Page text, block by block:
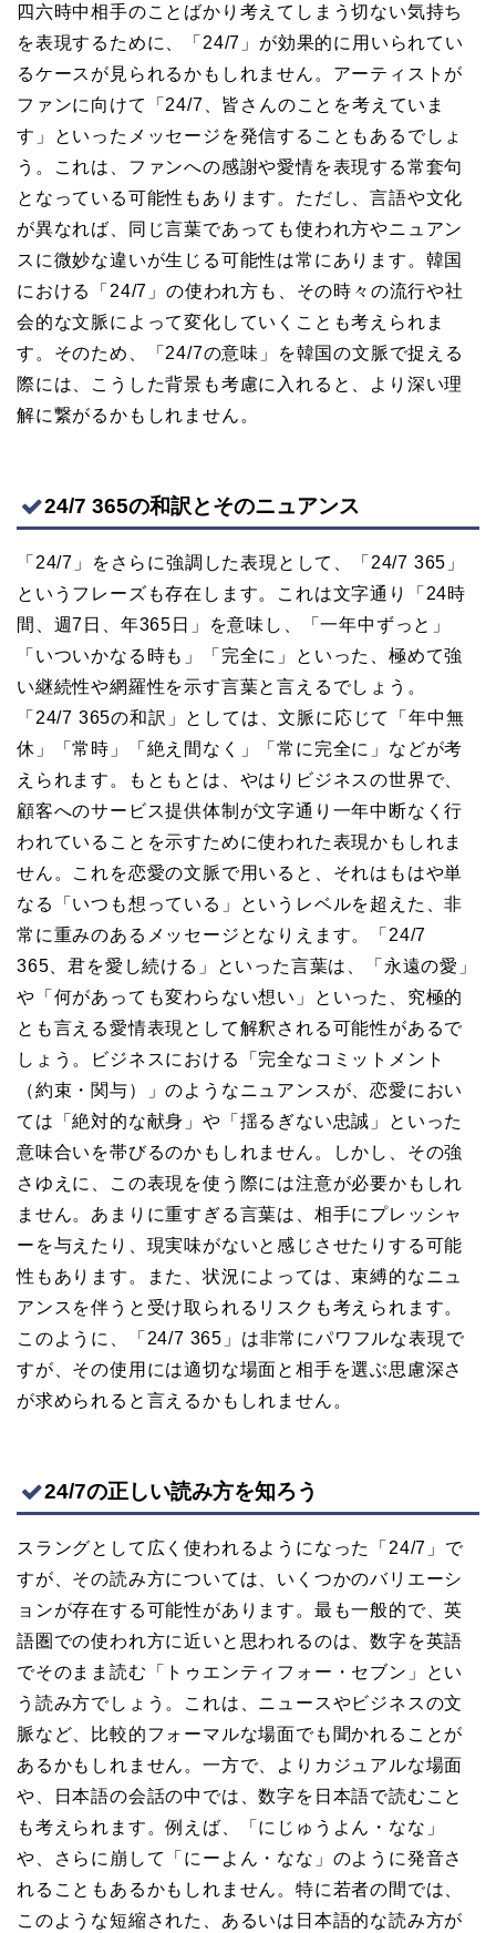
四六時中相手のことばかり考えてしまう切ない気持ち
を表現するために、「24/7」が効果的に用いられてい
るケースが見られるかもしれません。アーティストが
ファンに向けて「24/7、皆さんのことを考えていま
す」といったメッセージを発信することもあるでしょ
う。これは、ファンへの感謝や愛情を表現する常套句
となっている可能性もあります。ただし、言語や文化
が異なれば、同じ言葉であっても使われ方やニュアン
スに微妙な違いが生じる可能性は常にあります。韓国
における「24/7」の使われ方も、その時々の流行や社
会的な文脈によって変化していくことも考えられま
す。そのため、「24/7の意味」を韓国の文脈で捉える
際には、こうした背景も考慮に入れると、より深い理
解に繋がるかもしれません。
24/7 365の和訳とそのニュアンス
「24/7」をさらに強調した表現として、「24/7 365」
というフレーズも存在します。これは文字通り「24時
間、週7日、年365日」を意味し、「一年中ずっと」
「いついかなる時も」「完全に」といった、極めて強
い継続性や網羅性を示す言葉と言えるでしょう。
「24/7 365の和訳」としては、文脈に応じて「年中無
休」「常時」「絶え間なく」「常に完全に」などが考
えられます。もともとは、やはりビジネスの世界で、
顧客へのサービス提供体制が文字通り一年中断なく行
われていることを示すために使われた表現かもしれま
せん。これを恋愛の文脈で用いると、それはもはや単
なる「いつも想っている」というレベルを超えた、非
常に重みのあるメッセージとなりえます。「24/7
365、君を愛し続ける」といった言葉は、「永遠の愛」
や「何があっても変わらない想い」といった、究極的
とも言える愛情表現として解釈される可能性があるで
しょう。ビジネスにおける「完全なコミットメント
（約束・関与）」のようなニュアンスが、恋愛におい
ては「絶対的な献身」や「揺るぎない忠誠」といった
意味合いを帯びるのかもしれません。しかし、その強
さゆえに、この表現を使う際には注意が必要かもしれ
ません。あまりに重すぎる言葉は、相手にプレッシャ
ーを与えたり、現実味がないと感じさせたりする可能
性もあります。また、状況によっては、束縛的なニュ
アンスを伴うと受け取られるリスクも考えられます。
このように、「24/7 365」は非常にパワフルな表現で
すが、その使用には適切な場面と相手を選ぶ思慮深さ
が求められると言えるかもしれません。
24/7の正しい読み方を知ろう
スラングとして広く使われるようになった「24/7」で
すが、その読み方については、いくつかのバリエーシ
ョンが存在する可能性があります。最も一般的で、英
語圏での使われ方に近いと思われるのは、数字を英語
でそのまま読む「トゥエンティフォー・セブン」とい
う読み方でしょう。これは、ニュースやビジネスの文
脈など、比較的フォーマルな場面でも聞かれることが
あるかもしれません。一方で、よりカジュアルな場面
や、日本語の会話の中では、数字を日本語で読むこと
も考えられます。例えば、「にじゅうよん・なな」
や、さらに崩して「にーよん・なな」のように発音さ
れることもあるかもしれません。特に若者の間では、
このような短縮された、あるいは日本語的な読み方が